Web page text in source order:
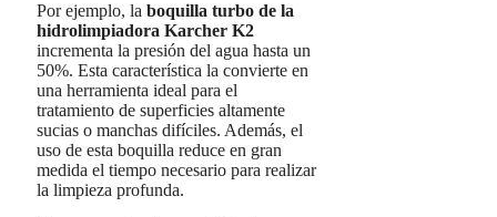
Por ejemplo, la boquilla turbo de la
hidrolimpiadora Karcher K2
incrementa la presión del agua hasta un
50%. Esta característica la convierte en
una herramienta ideal para el
tratamiento de superficies altamente
sucias o manchas difíciles. Además, el
uso de esta boquilla reduce en gran
medida el tiempo necesario para realizar
la limpieza profunda.